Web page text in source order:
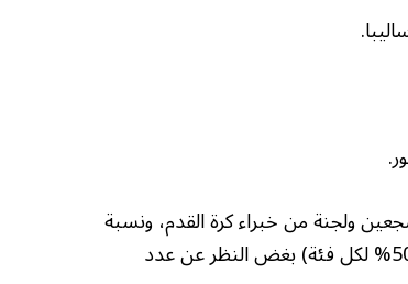
ولجنة من خبراء كرة القدم، ونسبة
الأصوات من كلتا الفئتين متساوية في النتيجة النهائية (50% لكل فئة) بغض النظر عن عدد